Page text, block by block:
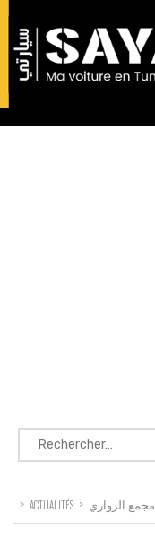
Rechercher :
> ACTUALITÉS > مجمع الزواري